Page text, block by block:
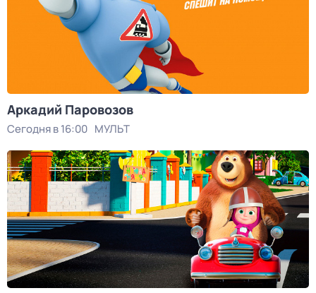
Аркадий Паровозов
Сегодня в 16:00 МУЛЬТ